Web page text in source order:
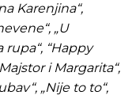
Karenjina“,
„U
rupa“, “Happy
i Margarita“,
„Nije to to“,